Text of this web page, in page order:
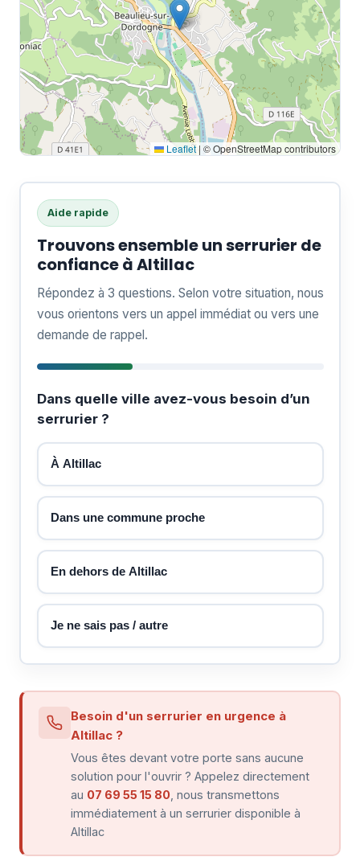
Leaflet| © OpenStreetMap contributors
Aide rapide
Trouvons ensemble un serrurier de
confiance à Altillac
Répondez à 3 questions. Selon votre situation, nous
vous orientons vers un appel immédiat ou vers une
demande de rappel.
Dans quelle ville avez-vous besoin d’un
serrurier ?
À Altillac
Dans une commune proche
En dehors de Altillac
Je ne sais pas / autre
Besoin d'un serrurier en urgence à
Altillac ?
Vous êtes devant votre porte sans aucune
solution pour l'ouvrir ? Appelez directement
au 07 69 55 15 80 , nous transmettons
immédiatement à un serrurier disponible à
Altillac